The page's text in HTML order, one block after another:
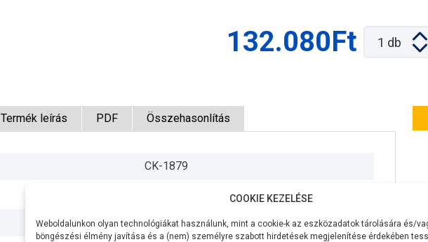
132.080Ft 1 db
Termék leírás PDF Összehasonlítás
CK-1879
550W
COOKIE KEZELÉSE
Weboldalunkon olyan technológiákat használunk, mint a cookie-k az eszközadatok tárolására és/
böngészési élmény javítása és a (nem) személyre szabott hirdetések megjelenítése érdekében